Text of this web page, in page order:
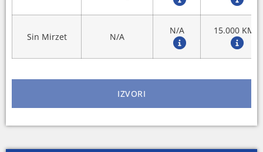
Sin Mirzet N/A
N/A 15.000 KM
IZVORI